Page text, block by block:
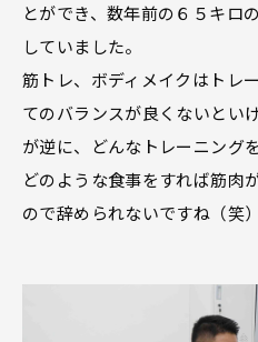
とができ、数年前の６５キロ
していました。
筋トレ、ボディメイクはトレ
てのバランスが良くないとい
が逆に、どんなトレーニング
どのような食事をすれば筋肉
ので辞められないですね（笑）